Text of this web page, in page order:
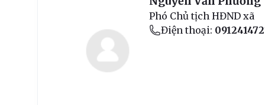
Phó Chủ tịch HĐND xã
Điện thoại: